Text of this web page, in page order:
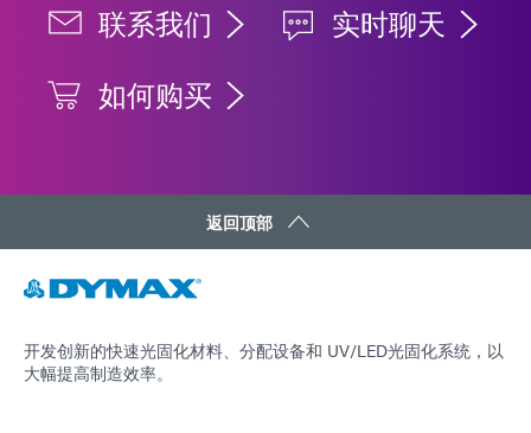
联系我们
实时聊天
如何购买
返回顶部
开发创新的快速光固化材料、分配设备和 UV/LED光固化系统，以
大幅提高制造效率。